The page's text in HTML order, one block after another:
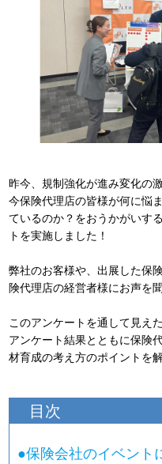
昨今、規制強化が進み変化の
今保険代理店の皆様が何に悩
ているのか？をおうかがいす
トを実施しました！
弊社のお客様や、出展した保
険代理店の経営者様にお声を
このアンケートを通して見え
アンケート結果とともに保険
材育成の考え方のポイントを
目次
●保険会社のイベント